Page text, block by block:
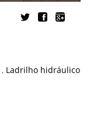
, Ladrilho hidráulico